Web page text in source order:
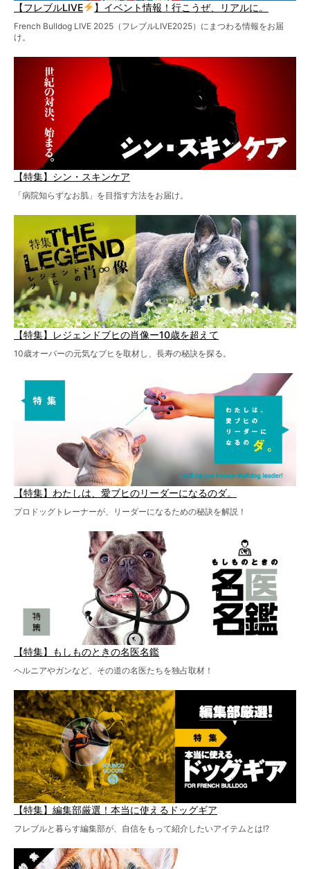
【フレブルLIVE 】イベント情報！行こうぜ、リアルに。
French Bulldog LIVE 2025（フレブルLIVE2025）にまつわる情報をお届
け。
【特集】シン・スキンケア
「病院知らずなお肌」を目指す方法をお届け。
【特集】レジェンドブヒの肖像ー10歳を超えて
10歳オーバーの元気なブヒを取材し、長寿の秘訣を探る。
【特集】わたしは、愛ブヒのリーダーになるのダ。
プロドッグトレーナーが、リーダーになるための秘訣を解説！
【特集】もしものときの名医名鑑
ヘルニアやガンなど、その道の名医たちを独占取材！
【特集】編集部厳選！本当に使えるドッグギア
フレブルと暮らす編集部が、自信をもって紹介したいアイテムとは!?